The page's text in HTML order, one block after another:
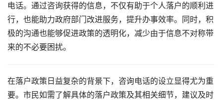
电话。通过咨询获得的信息，不仅有助于个人落户的顺利进
行，也能助力政府部门改进服务，提升办事效率。同时，积
极的沟通也能够促进政策的透明化，减少由于信息不对称带
来的不必要困扰。
在落户政策日益复杂的背景下，咨询电话的设立显得尤为重
要。市民如需了解具体的落户政策及其相关细节，建议及时